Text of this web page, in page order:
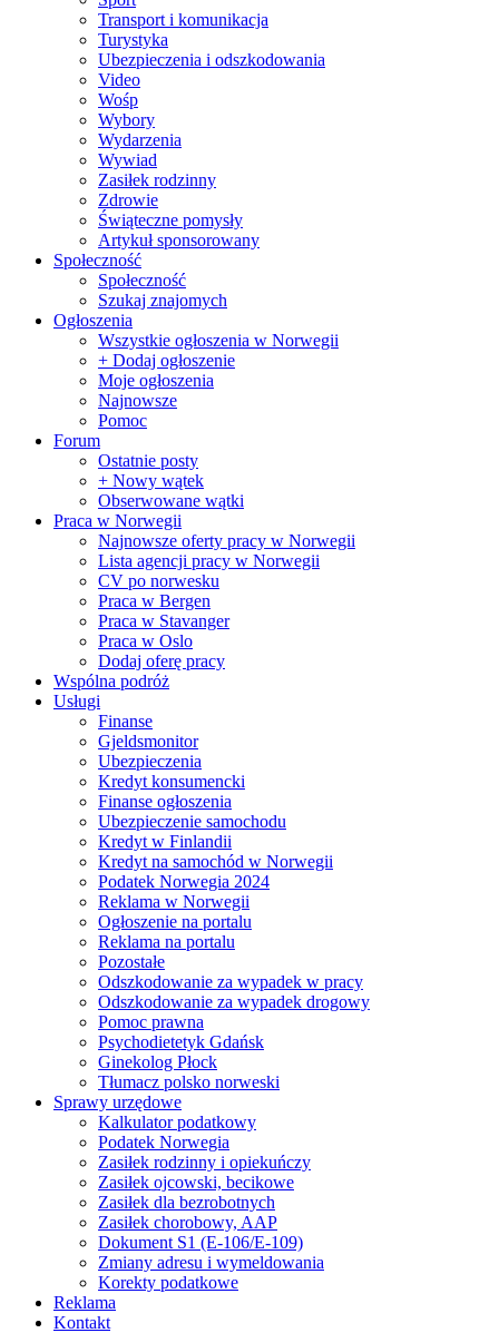
Transport i komunikacja
Turystyka
Ubezpieczenia i odszkodowania
Video
Wośp
Wybory
Wydarzenia
Wywiad
Zasiłek rodzinny
Zdrowie
Świąteczne pomysły
Artykuł sponsorowany
Społeczność
Społeczność
Szukaj znajomych
Ogłoszenia
Wszystkie ogłoszenia w Norwegii
+ Dodaj ogłoszenie
Moje ogłoszenia
Najnowsze
Pomoc
Forum
Ostatnie posty
+ Nowy wątek
Obserwowane wątki
Praca w Norwegii
Najnowsze oferty pracy w Norwegii
Lista agencji pracy w Norwegii
CV po norwesku
Praca w Bergen
Praca w Stavanger
Praca w Oslo
Dodaj oferę pracy
Wspólna podróż
Usługi
Finanse
Gjeldsmonitor
Ubezpieczenia
Kredyt konsumencki
Finanse ogłoszenia
Ubezpieczenie samochodu
Kredyt w Finlandii
Kredyt na samochód w Norwegii
Podatek Norwegia 2024
Reklama w Norwegii
Ogłoszenie na portalu
Reklama na portalu
Pozostałe
Odszkodowanie za wypadek w pracy
Odszkodowanie za wypadek drogowy
Pomoc prawna
Psychodietetyk Gdańsk
Ginekolog Płock
Tłumacz polsko norweski
Sprawy urzędowe
Kalkulator podatkowy
Podatek Norwegia
Zasiłek rodzinny i opiekuńczy
Zasiłek ojcowski, becikowe
Zasiłek dla bezrobotnych
Zasiłek chorobowy, AAP
Dokument S1 (E-106/E-109)
Zmiany adresu i wymeldowania
Korekty podatkowe
Reklama
Kontakt